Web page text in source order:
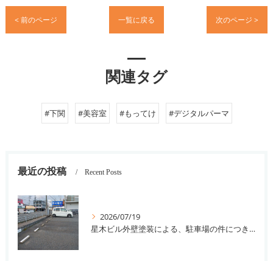
< 前のページ 一覧に戻る 次のページ >
関連タグ
#下関 #美容室 #もってけ #デジタルパーマ
最近の投稿 Recent Posts
2026/07/19
星木ビル外壁塗装による、駐車場の件につきまして。